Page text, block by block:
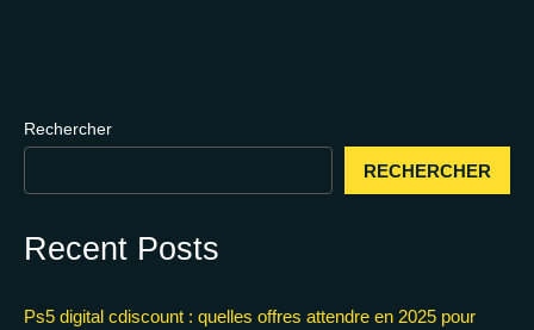
Rechercher
RECHERCHER
Recent Posts
Ps5 digital cdiscount : quelles offres attendre en 2025 pour